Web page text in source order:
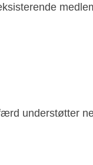
understøtter